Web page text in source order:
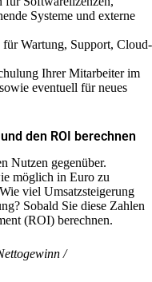
Systeme und externe
Wartung, Support, Cloud-
Ihrer Mitarbeiter im
eventuell für neues
den ROI berechnen
Nutzen gegenüber.
möglich in Euro zu
viel Umsatzsteigerung
Sobald Sie diese Zahlen
(ROI) berechnen.
/